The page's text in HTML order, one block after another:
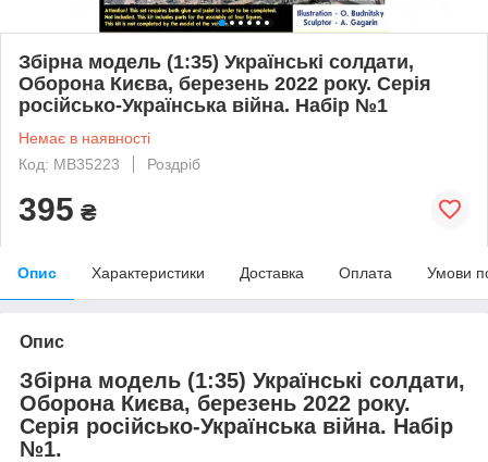
Збірна модель (1:35) Українські солдати,
Оборона Києва, березень 2022 року. Серія
російсько-Українська війна. Набір №1
Немає в наявності
Код: MB35223
Роздріб
395 ₴
Опис Характеристики Доставка Оплата Умови
Опис
Збірна модель (1:35) Українські солдати,
Оборона Києва, березень 2022 року.
Серія російсько-Українська війна. Набір
№1.